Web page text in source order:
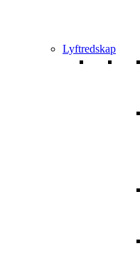
Lyftredskap